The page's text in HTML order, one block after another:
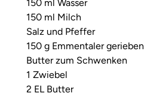
150 ml Wasser
150 ml Milch
Salz und Pfeffer
150 g Emmentaler gerieben
Butter zum Schwenken
1 Zwiebel
2 EL Butter